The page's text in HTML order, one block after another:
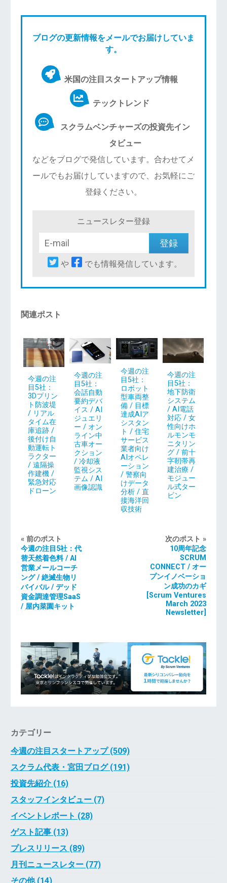
ブログの更新情報をメールでお届けしていま
す。
米国の注目スタートアップ情報
テックトレンド
スクラムベンチャーズの投資先イン
タビュー
などをブログで発信しています。合わせてメ
ールでもお届けしていますので、お気軽にご
登録ください。
ニュースレター登録
や でも情報発信しています。
関連ポスト
今週の注
目5社：
3Dプリン
ト防波堤
/ リアル
タイム在
庫追跡 /
後付け自
動運転ト
ラクター
/ 遠隔操
作建機 /
緊急対応
ドローン
今週の注
目5社：
会話自動
要約デバ
イス / AI
ジュエリ
ー / オン
ライン中
古車オー
クション
/ 冷却液
監視シス
テム / AI
画像認識
今週の注
目5社：
ロボット
型車両整
備 / 目標
達成AIア
シスタン
ト / 住宅
サービス
業者向け
AIオペレ
ーション
/ 警察向
けデータ
分析 / 直
接海洋回
収技術
今週の注
目5社：
地下防衛
システム
/ AI電話
対応 / 女
性向けホ
ルモンモ
ニタリン
グ / 前十
字靭帯再
建治療 /
モジュー
ル式ター
ビン
« 前のポスト
今週の注目5社：代
替天然着色料 / AI
営業メールコーチ
ング / 絶滅生物リ
バイバル / デッド
資金調達管理SaaS
/ 屋内菜園キット
次のポスト »
10周年記念
SCRUM
CONNECT / オー
プンイノベーショ
ン成功のカギ
[Scrum Ventures
March 2023
Newsletter]
カテゴリー
今週の注目スタートアップ (509)
スクラム代表・宮田ブログ (191)
投資先紹介 (16)
スタッフインタビュー (7)
イベントレポート (28)
ゲスト記事 (13)
プレスリリース (89)
月刊ニュースレター (77)
その他 (14)